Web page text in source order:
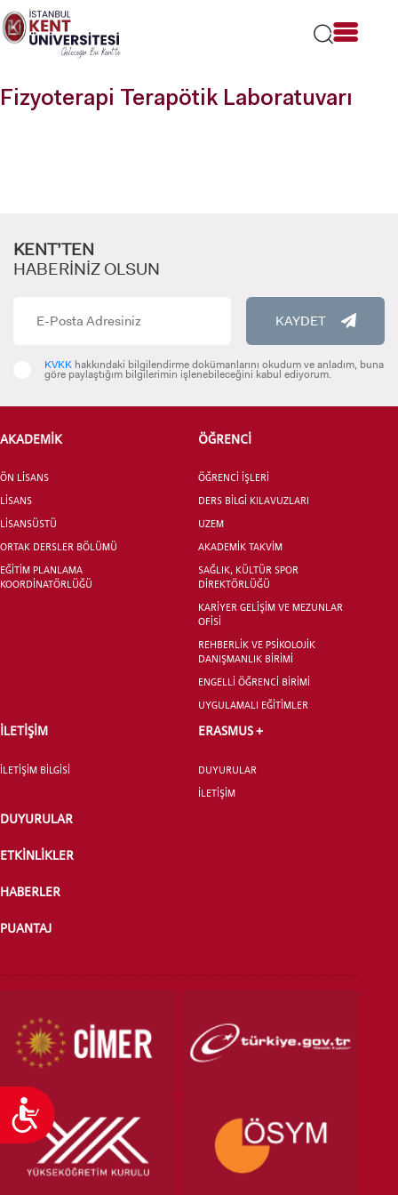
Lütfen
dikkat:
Bu
bir
Ulaşılabilirlik
ADAY ÖĞRENCİ
INTERNATIONAL
LİSANSÜSTÜ EĞİTİM ENSTİTÜSÜ
LİSANS ADAY ÖĞRENCİ
Fizyoterapi Terapötik Laboratuvarı
KENT’TEN
HABERİNİZ OLSUN
KAYDET
KVKK hakkındaki bilgilendirme dokümanlarını okudum ve anladım, buna
göre paylaştığım bilgilerimin işlenebileceğini kabul ediyorum.
AKADEMİK
ÖN LİSANS
LİSANS
LİSANSÜSTÜ
ORTAK DERSLER BÖLÜMÜ
EĞİTİM PLANLAMA
KOORDİNATÖRLÜĞÜ
ÖĞRENCİ
ÖĞRENCİ İŞLERİ
DERS BİLGİ KILAVUZLARI
UZEM
AKADEMİK TAKVİM
SAĞLIK, KÜLTÜR SPOR
DİREKTÖRLÜĞÜ
KARİYER GELİŞİM VE MEZUNLAR
OFİSİ
REHBERLİK VE PSİKOLOJİK
DANIŞMANLIK BİRİMİ
ENGELLİ ÖĞRENCİ BİRİMİ
UYGULAMALI EĞİTİMLER
İLETİŞİM
İLETİŞİM BİLGİSİ
ERASMUS +
DUYURULAR
İLETİŞİM
DUYURULAR
ETKİNLİKLER
HABERLER
PUANTAJ